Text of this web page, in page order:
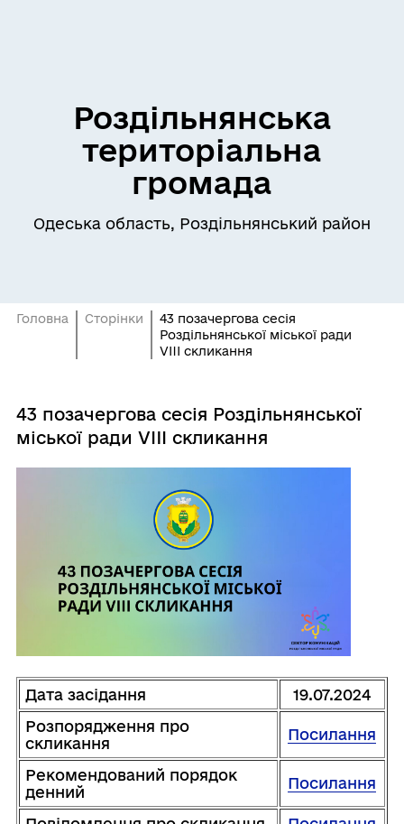
Роздільнянська
територіальна
громада
Одеська область, Роздільнянський район
Головна Сторінки
43 позачергова сесія
Роздільнянської міської ради
VIII скликання
43 позачергова сесія Роздільнянської
міської ради VIII скликання
Дата засідання
19.07.2024
Розпорядження про
скликання
Посилання
Рекомендований порядок
денний
Посилання